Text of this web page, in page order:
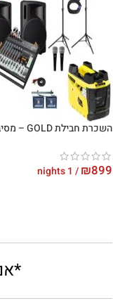
השכרת חבילת GOLD – מסיבת טבע
₪899
/ 1 nights